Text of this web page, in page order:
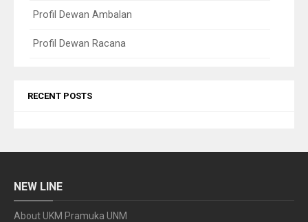
Profil Dewan Ambalan
Profil Dewan Racana
RECENT POSTS
NEW LINE
About UKM Pramuka UNM